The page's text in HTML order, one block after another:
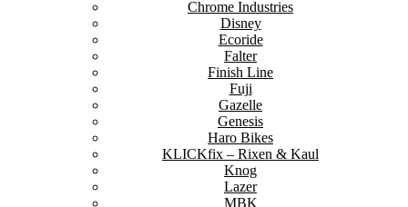
Chrome Industries
Disney
Ecoride
Falter
Finish Line
Fuji
Gazelle
Genesis
Haro Bikes
KLICKfix – Rixen & Kaul
Knog
Lazer
MBK